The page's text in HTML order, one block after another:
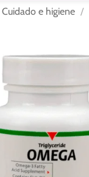
Cuidado e higiene /